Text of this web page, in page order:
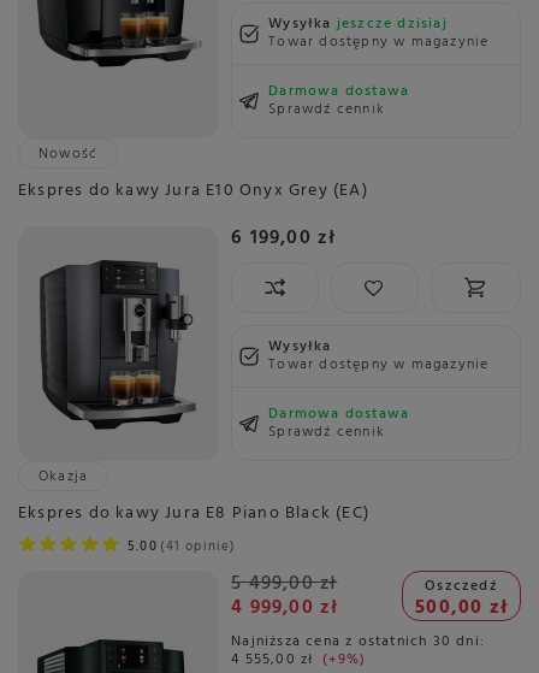
Wysyłkajeszcze dzisiaj
Towar dostępny w magazynie
Darmowa dostawa
Sprawdź cennik
Nowość
Ekspres do kawy Jura E10 Onyx Grey (EA)
6 199,00 zł
Wysyłka
Towar dostępny w magazynie
Darmowa dostawa
Sprawdź cennik
Okazja
Ekspres do kawy Jura E8 Piano Black (EC)
5.00 41 opinie
5 499,00 zł
4 999,00 zł
Oszczedź
500,00 zł
Najniższa cena z ostatnich 30 dni:
4 555,00 zł +9%